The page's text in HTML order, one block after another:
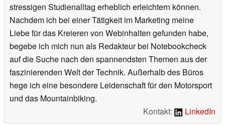
stressigen Studienalltag erheblich erleichtern können.
Nachdem ich bei einer Tätigkeit im Marketing meine
Liebe für das Kreieren von Webinhalten gefunden habe,
begebe ich mich nun als Redakteur bei Notebookcheck
auf die Suche nach den spannendsten Themen aus der
faszinierenden Welt der Technik. Außerhalb des Büros
hege ich eine besondere Leidenschaft für den Motorsport
und das Mountainbiking.
Kontakt:
LinkedIn